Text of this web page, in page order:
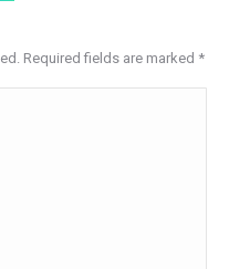
Required fields are marked *